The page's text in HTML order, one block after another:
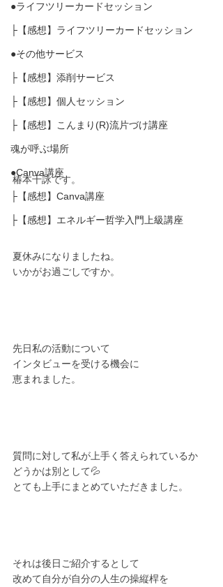
●ライフツリーカードセッション
├【感想】ライフツリーカードセッション
●その他サービス
├【感想】添削サービス
├【感想】個人セッション
├【感想】こんまり(R)流片づけ講座
魂が呼ぶ場所
●Canva講座
├【感想】Canva講座
├【感想】エネルギー哲学入門上級講座
椿本千詠です。
夏休みになりましたね。
いかがお過ごしですか。
先日私の活動について
インタビューを受ける機会に
恵まれました。
質問に対して私が上手く答えられているか
どうかは別として💦
とても上手にまとめていただきました。
それは後日ご紹介するとして
改めて自分が自分の人生の操縦桿を